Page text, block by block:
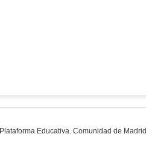
Plataforma Educativa. Comunidad de Madrid